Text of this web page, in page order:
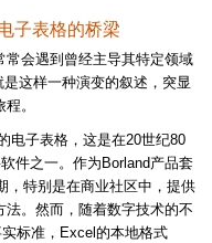
子表格的桥梁
会遇到曾经主导其特定领域
是这样一种演变的叙述，突显
。
电子表格，这是在20世纪80
件之一。作为Borland产品套
，特别是在商业社区中，提供
。然而，随着数字技术的不
标准，Excel的本地格式